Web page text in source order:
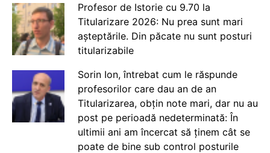
Profesor de Istorie cu 9.70 la
Titularizare 2026: Nu prea sunt mari
așteptările. Din păcate nu sunt posturi
titularizabile
Sorin Ion, întrebat cum le răspunde
profesorilor care dau an de an
Titularizarea, obțin note mari, dar nu au
post pe perioadă nedeterminată: În
ultimii ani am încercat să ținem cât se
poate de bine sub control posturile